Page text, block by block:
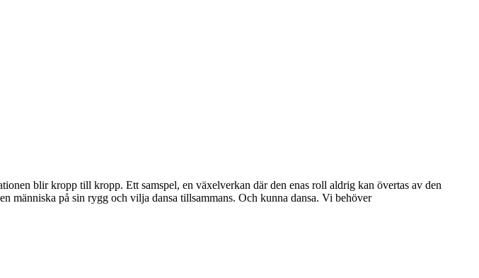
blir kropp till kropp. Ett samspel, en växelverkan där den enas roll aldrig kan övertas av den
människa på sin rygg och vilja dansa tillsammans. Och kunna dansa. Vi behöver